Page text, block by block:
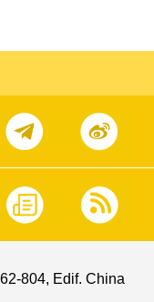
804, Edif. China